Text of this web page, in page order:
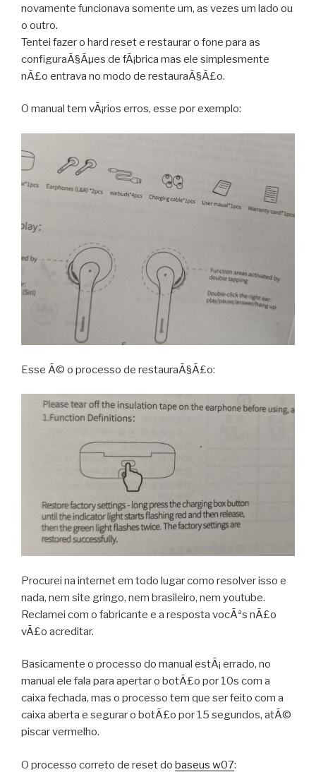
novamente funcionava somente um, as vezes um lado ou
o outro.
Tentei fazer o hard reset e restaurar o fone para as
configuraÃ§Ãµes de fÃ¡brica mas ele simplesmente
nÃ£o entrava no modo de restauraÃ§Ã£o.
O manual tem vÃ¡rios erros, esse por exemplo:
Esse Ã© o processo de restauraÃ§Ã£o:
Procurei na internet em todo lugar como resolver isso e
nada, nem site gringo, nem brasileiro, nem youtube.
Reclamei com o fabricante e a resposta vocÃªs nÃ£o
vÃ£o acreditar.
Basicamente o processo do manual estÃ¡ errado, no
manual ele fala para apertar o botÃ£o por 10s com a
caixa fechada, mas o processo tem que ser feito com a
caixa aberta e segurar o botÃ£o por 15 segundos, atÃ©
piscar vermelho.
O processo correto de reset do baseus w07: